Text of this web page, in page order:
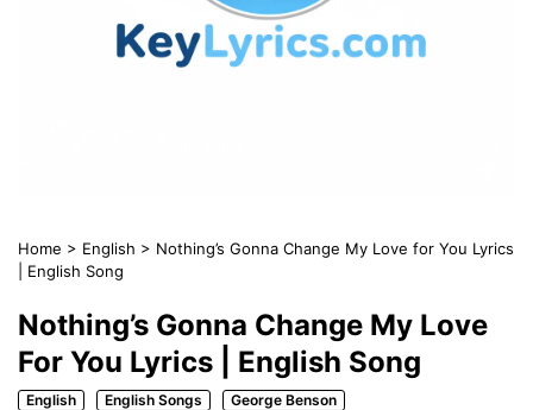
Home > English > Nothing’s Gonna Change My Love for You Lyrics
| English Song
Nothing’s Gonna Change My Love
For You Lyrics | English Song
English English Songs
George Benson